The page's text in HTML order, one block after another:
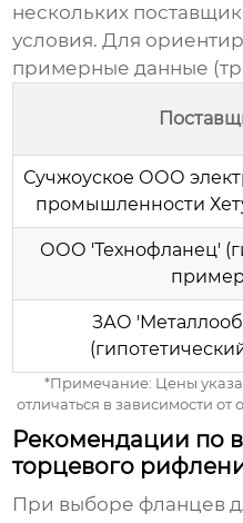
нескольких
условия. Для
примерные данные
Сучжоуское ООО
промышленности
ООО 'Технофланец'
ЗАО
*Примечание: Цены
отличаться в зависимости
Рекомендации по
торцевого
При выборе фланцев